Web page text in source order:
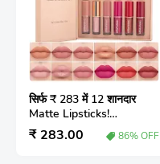
सिर्फ ₹ 283 में 12 शानदार
Matte Lipsticks!
URBANMAC Waterproof
Liquid Lipstick Set –
₹ 283.00 86% OFF